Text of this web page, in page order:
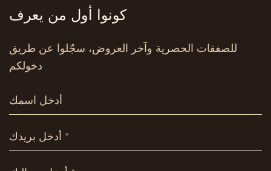
كونوا أول من يعرف
للصفقات الحصرية وآخر العروض، سجّلوا عن طريق
دخولكم